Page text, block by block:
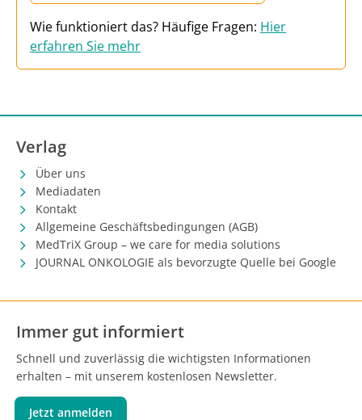
Wie funktioniert das? Häufige Fragen: Hier
erfahren Sie mehr
Verlag
Über uns
Mediadaten
Kontakt
Allgemeine Geschäftsbedingungen (AGB)
MedTriX Group – we care for media solutions
JOURNAL ONKOLOGIE als bevorzugte Quelle bei Google
Immer gut informiert
Schnell und zuverlässig die wichtigsten Informationen
erhalten – mit unserem kostenlosen Newsletter.
Jetzt anmelden